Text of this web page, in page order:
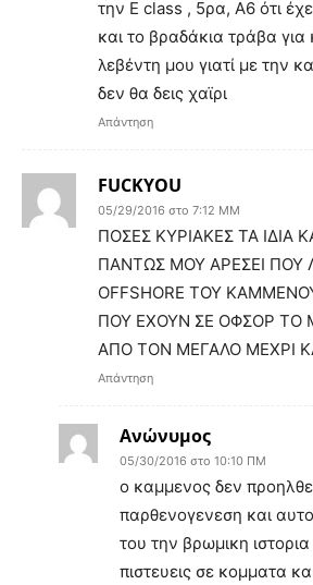
την E class , 5ρα, A6 ότι
και το βραδάκια τράβα
λεβέντη μου γιατί με την
δεν θα δεις χαϊρι
Απάντηση
FUCKYOU
05/29/2016 στο 7:12 ΜΜ
ΠΟΣΕΣ ΚΥΡΙΑΚΕΣ ΤΑ ΙΔΙΑ
ΠΑΝΤΩΣ ΜΟΥ ΑΡΕΣΕΙ ΠΟΥ
OFFSHORE ΤΟΥ
ΠΟΥ ΕΧΟΥΝ ΣΕ ΟΦΣΟΡ ΤΟ
ΑΠΟ ΤΟΝ ΜΕΓΑΛΟ ΜΕΧΡΙ
Απάντηση
Ανώνυμος
05/30/2016 στο 10:10 ΠΜ
ο καμμενος δεν
παρθενογενεση και
του την βρωμικη
πιστευεις σε κομματα